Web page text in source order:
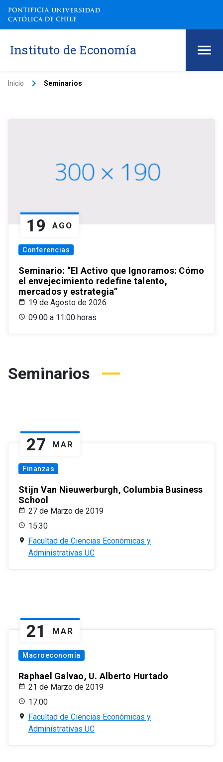
Instituto de Economía
Inicio keyboard_arrow_right Seminarios
19 AGO
Conferencias
Seminario: “El Activo que Ignoramos: Cómo
el envejecimiento redefine talento,
mercados y estrategia”
19 de Agosto de 2026
09:00 a 11:00 horas
Seminarios
27 MAR
Finanzas
Stijn Van Nieuwerburgh, Columbia Business
School
27 de Marzo de 2019
15:30
Facultad de Ciencias Económicas y
Administrativas UC
21 MAR
Macroeconomía
Raphael Galvao, U. Alberto Hurtado
21 de Marzo de 2019
17:00
Facultad de Ciencias Económicas y
Administrativas UC